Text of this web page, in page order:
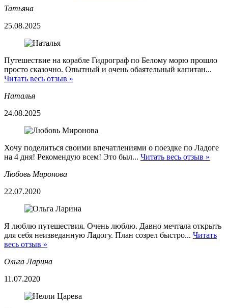
Татьяна
25.08.2025
Путешествие на корабле Гидрограф по Белому морю прошло
просто сказочно. Опытный и очень обаятельный капитан...
Читать весь отзыв »
Наталья
24.08.2025
Хочу поделиться своими впечатлениями о поездке по Ладоге
на 4 дня! Рекомендую всем! Это был... Читать весь отзыв »
Любовь Миронова
22.07.2020
Я люблю путешествия. Очень люблю. Давно мечтала открыть
для себя неизведанную Ладогу. План созрел быстро... Читать
весь отзыв »
Ольга Ларина
11.07.2020